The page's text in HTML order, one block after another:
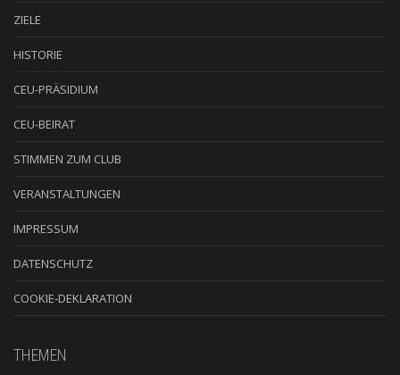
ZIELE
HISTORIE
CEU-PRÄSIDIUM
CEU-BEIRAT
STIMMEN ZUM CLUB
VERANSTALTUNGEN
IMPRESSUM
DATENSCHUTZ
COOKIE-DEKLARATION
THEMEN